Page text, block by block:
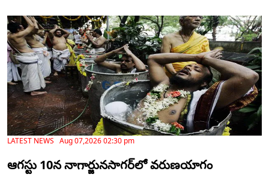
LATEST NEWS Aug 07,2026 02:30 pm
ఆగస్టు 10న నాగార్జునసాగర్‌లో వరుణయాగం